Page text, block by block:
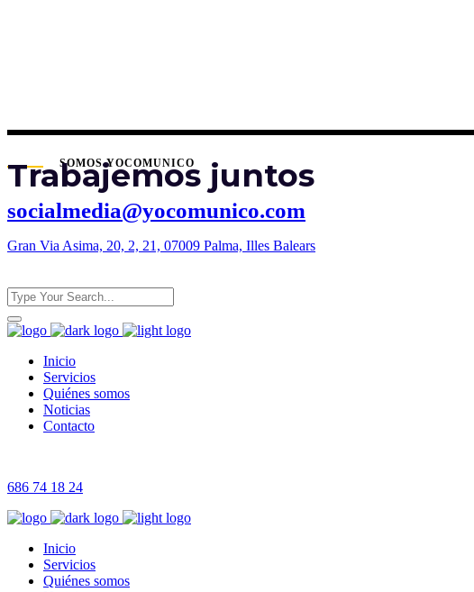
SOMOS YOCOMUNICO
Trabajemos juntos
socialmedia@yocomunico.com
Gran Via Asima, 20, 2, 21, 07009 Palma, Illes Balears
Inicio
Servicios
Quiénes somos
Noticias
Contacto
686 74 18 24
Inicio
Servicios
Quiénes somos